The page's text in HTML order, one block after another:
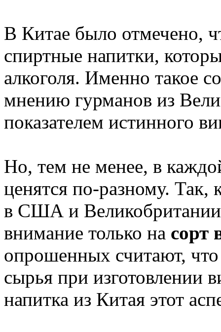
В Китае было отмечено,
спиртные напитки,
алкоголя. Именно такое
мнению гурманов из
показателем истинного
Но, тем не менее, в
ценятся по-разному. Так,
в США и
внимание только на сорт
опрошенных считают, что
сырья при изготовлении
напитка из Китая этот